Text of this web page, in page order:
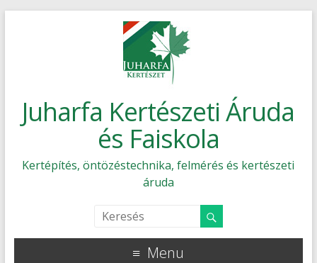
Juharfa Kertészeti Áruda
és Faiskola
Kertépítés, öntözéstechnika, felmérés és kertészeti
áruda
Menu